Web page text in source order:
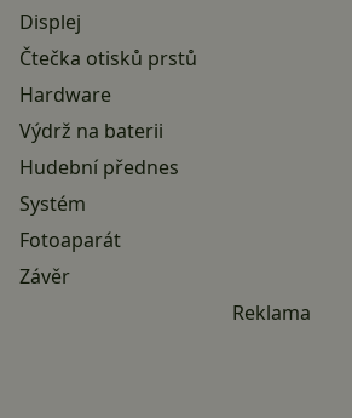
Displej
Čtečka otisků prstů
Hardware
Výdrž na baterii
Hudební přednes
Systém
Fotoaparát
Závěr
Reklama